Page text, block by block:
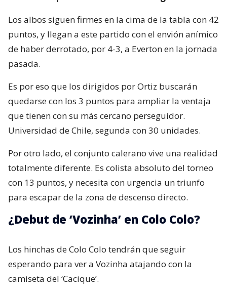
Los albos siguen firmes en la cima de la tabla con 42
puntos, y llegan a este partido con el envión anímico
de haber derrotado, por 4-3, a Everton en la jornada
pasada.
Es por eso que los dirigidos por Ortiz buscarán
quedarse con los 3 puntos para ampliar la ventaja
que tienen con su más cercano perseguidor.
Universidad de Chile, segunda con 30 unidades.
Por otro lado, el conjunto calerano vive una realidad
totalmente diferente. Es colista absoluto del torneo
con 13 puntos, y necesita con urgencia un triunfo
para escapar de la zona de descenso directo.
¿Debut de ‘Vozinha’ en Colo Colo?
Los hinchas de Colo Colo tendrán que seguir
esperando para ver a Vozinha atajando con la
camiseta del ‘Cacique’.